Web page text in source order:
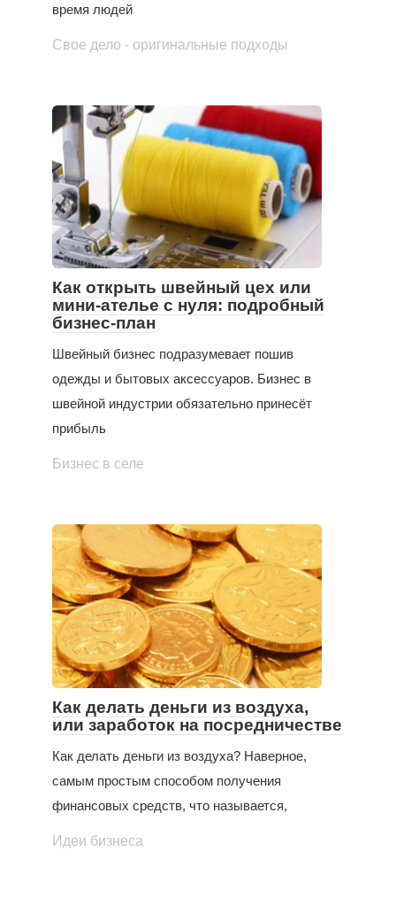
время людей
Свое дело - оригинальные подходы
Как открыть швейный цех или
мини-ателье с нуля: подробный
бизнес-план
Швейный бизнес подразумевает пошив
одежды и бытовых аксессуаров. Бизнес в
швейной индустрии обязательно принесёт
прибыль
Бизнес в селе
Как делать деньги из воздуха,
или заработок на посредничестве
Как делать деньги из воздуха? Наверное,
самым простым способом получения
финансовых средств, что называется,
Идеи бизнеса